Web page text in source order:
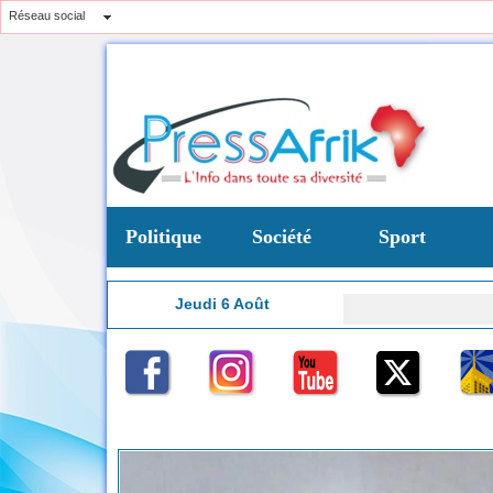
Réseau social
Politique Société Sport
Jeudi 6 Août
d’une